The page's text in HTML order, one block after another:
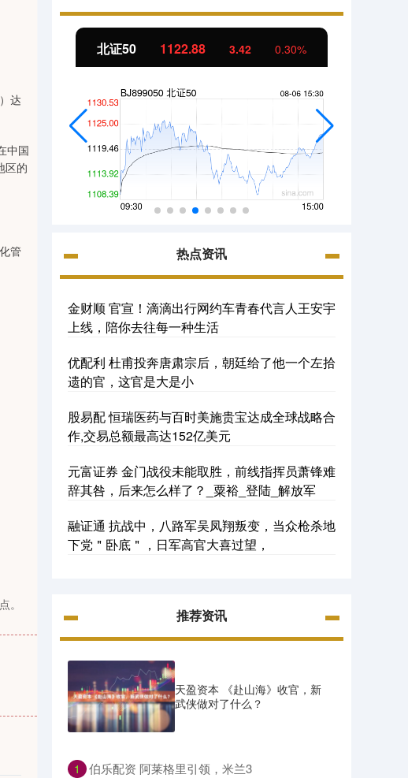
达
中国
区的
管
。
北证50 1122.88 3.42 0.30%
热点资讯
金财顺 官宣！滴滴出行网约车青春代言人王安宇
上线，陪你去往每一种生活
优配利 杜甫投奔唐肃宗后，朝廷给了他一个左拾
遗的官，这官是大是小
股易配 恒瑞医药与百时美施贵宝达成全球战略合
作,交易总额最高达152亿美元
元富证券 金门战役未能取胜，前线指挥员萧锋难
辞其咎，后来怎么样了？_粟裕_登陆_解放军
融证通 抗战中，八路军吴凤翔叛变，当众枪杀地
下党＂卧底＂，日军高官大喜过望，
推荐资讯
天盈资本 《赴山海》收官，新
武侠做对了什么？
1 ​伯乐配资 阿莱格里引领，米兰3